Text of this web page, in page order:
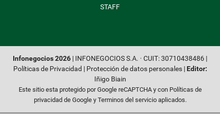
STAFF
Infonegocios 2026 | INFONEGOCIOS S.A. · CUIT: 30710438486 |
Políticas de Privacidad | Protección de datos personales| Editor:
Iñigo Biain
Este sitio esta protegido por Google reCAPTCHA y con Políticas de
privacidad de Googley Terminos del servicioaplicados.